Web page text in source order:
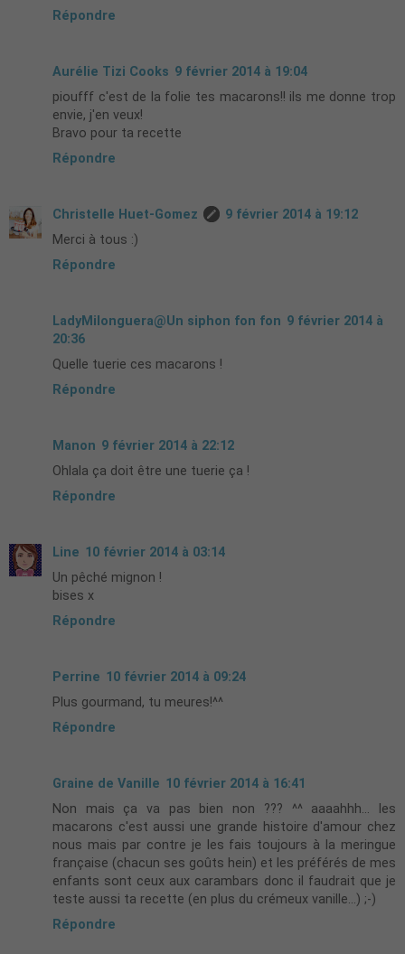
Répondre
Aurélie Tizi Cooks 9 février 2014 à 19:04
pioufff c'est de la folie tes macarons!! ils me donne trop
envie, j'en veux!
Bravo pour ta recette
Répondre
Christelle Huet-Gomez
9 février 2014 à 19:12
Merci à tous :)
Répondre
LadyMilonguera@Un siphon fon fon 9 février 2014 à
20:36
Quelle tuerie ces macarons !
Répondre
Manon 9 février 2014 à 22:12
Ohlala ça doit être une tuerie ça !
Répondre
Line 10 février 2014 à 03:14
Un pêché mignon !
bises x
Répondre
Perrine 10 février 2014 à 09:24
Plus gourmand, tu meures!^^
Répondre
Graine de Vanille 10 février 2014 à 16:41
Non mais ça va pas bien non ??? ^^ aaaahhh… les
macarons c'est aussi une grande histoire d'amour chez
nous mais par contre je les fais toujours à la meringue
française (chacun ses goûts hein) et les préférés de mes
enfants sont ceux aux carambars donc il faudrait que je
teste aussi ta recette (en plus du crémeux vanille…) ;-)
Répondre